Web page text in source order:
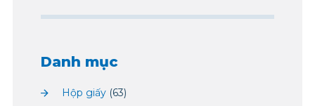
Danh mục
Hộp giấy (63)